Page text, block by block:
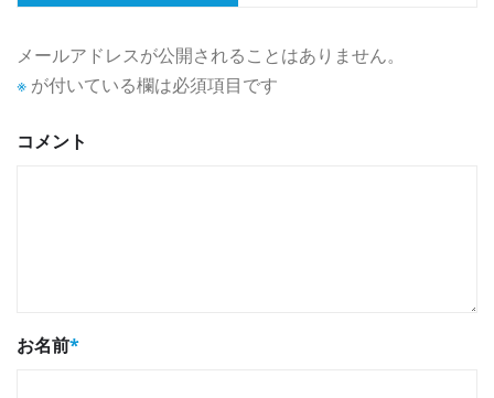
メールアドレスが公開されることはありません。
※ が付いている欄は必須項目です
コメント
お名前*